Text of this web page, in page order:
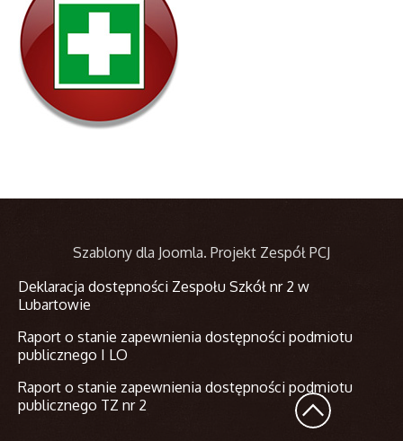
Szablony dla Joomla. Projekt Zespół PCJ
Deklaracja dostępności Zespołu Szkół nr 2 w
Lubartowie
Raport o stanie zapewnienia dostępności podmiotu
publicznego I LO
Raport o stanie zapewnienia dostępności podmiotu
publicznego TZ nr 2